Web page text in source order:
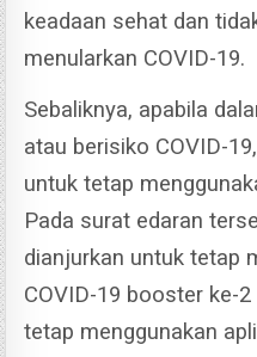
keadaan sehat dan
menularkan COVID-19.
Sebaliknya, apabila
atau berisiko COVID-
untuk tetap
Pada surat edaran
dianjurkan untuk tetap
COVID-19 booster ke-
tetap menggunakan